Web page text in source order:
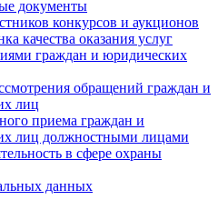
документы
конкурсов и аукционов
качества оказания услуг
граждан и юридических
обращений граждан и
лиц
приема граждан и
лиц должностными лицами
в сфере охраны
данных